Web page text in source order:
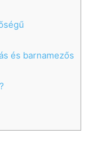
és barnamezős